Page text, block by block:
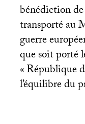
bénédiction
transporté au
guerre
que soit porté
«République
l’équilibre du